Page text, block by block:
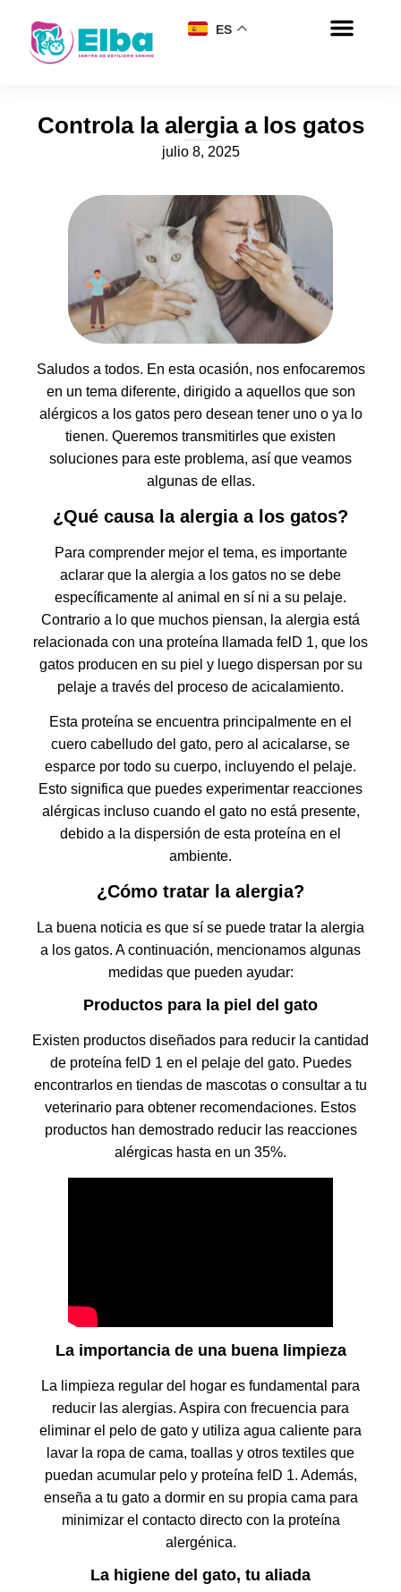
ES
Controla la alergia a los gatos
julio 8, 2025
Saludos a todos. En esta ocasión, nos enfocaremos
en un tema diferente, dirigido a aquellos que son
alérgicos a los gatos pero desean tener uno o ya lo
tienen. Queremos transmitirles que existen
soluciones para este problema, así que veamos
algunas de ellas.
¿Qué causa la alergia a los gatos?
Para comprender mejor el tema, es importante
aclarar que la alergia a los gatos no se debe
específicamente al animal en sí ni a su pelaje.
Contrario a lo que muchos piensan, la alergia está
relacionada con una proteína llamada felD 1, que los
gatos producen en su piel y luego dispersan por su
pelaje a través del proceso de acicalamiento.
Esta proteína se encuentra principalmente en el
cuero cabelludo del gato, pero al acicalarse, se
esparce por todo su cuerpo, incluyendo el pelaje.
Esto significa que puedes experimentar reacciones
alérgicas incluso cuando el gato no está presente,
debido a la dispersión de esta proteína en el
ambiente.
¿Cómo tratar la alergia?
La buena noticia es que sí se puede tratar la alergia
a los gatos. A continuación, mencionamos algunas
medidas que pueden ayudar:
Productos para la piel del gato
Existen productos diseñados para reducir la cantidad
de proteína felD 1 en el pelaje del gato. Puedes
encontrarlos en tiendas de mascotas o consultar a tu
veterinario para obtener recomendaciones. Estos
productos han demostrado reducir las reacciones
alérgicas hasta en un 35%.
La importancia de una buena limpieza
La limpieza regular del hogar es fundamental para
reducir las alergias. Aspira con frecuencia para
eliminar el pelo de gato y utiliza agua caliente para
lavar la ropa de cama, toallas y otros textiles que
puedan acumular pelo y proteína felD 1. Además,
enseña a tu gato a dormir en su propia cama para
minimizar el contacto directo con la proteína
alergénica.
La higiene del gato, tu aliada